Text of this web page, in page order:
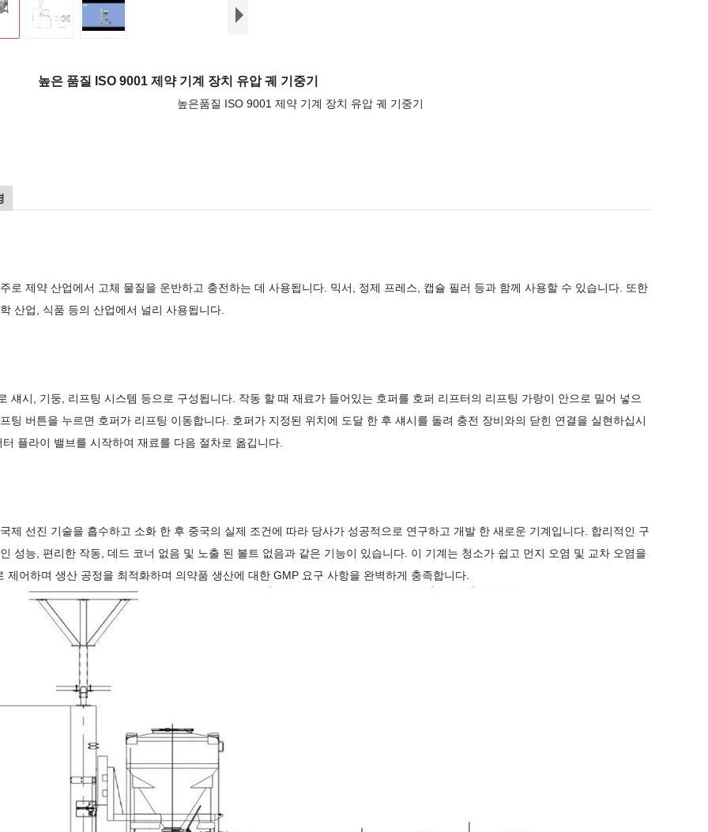
ISO 9001 제약 기계 장치 유압 궤 기중기
높은품질 ISO 9001 제약 기계 장치 유압 궤 기중기
로 제약 산업에서 고체 물질을 운반하고 충전하는 데 사용됩니다. 믹서, 정제 프레스, 캡슐 필러 등과 함께 사용할 수 있습니다. 또한
산업, 식품 등의 산업에서 널리 사용됩니다.
섀시, 기둥, 리프팅 시스템 등으로 구성됩니다. 작동 할 때 재료가 들어있는 호퍼를 호퍼 리프터의 리프팅 가랑이 안으로 밀어 넣으
팅 버튼을 누르면 호퍼가 리프팅 이동합니다. 호퍼가 지정된 위치에 도달 한 후 섀시를 돌려 충전 장비와의 닫힌 연결을 실현하십시
플라이 밸브를 시작하여 재료를 다음 절차로 옮깁니다.
제 선진 기술을 흡수하고 소화 한 후 중국의 실제 조건에 따라 당사가 성공적으로 연구하고 개발 한 새로운 기계입니다. 합리적인 구
성능, 편리한 작동, 데드 코너 없음 및 노출 된 볼트 없음과 같은 기능이 있습니다. 이 기계는 청소가 쉽고 먼지 오염 및 교차 오염을
제어하며 생산 공정을 최적화하며 의약품 생산에 대한 GMP 요구 사항을 완벽하게 충족합니다.